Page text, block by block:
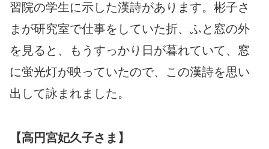
習院の学生に示した漢詩があります。彬子さ
まが研究室で仕事をしていた折、ふと窓の外
を見ると、もうすっかり日が暮れていて、窓
に蛍光灯が映っていたので、この漢詩を思い
出して詠まれました。
【高円宮妃久子さま】